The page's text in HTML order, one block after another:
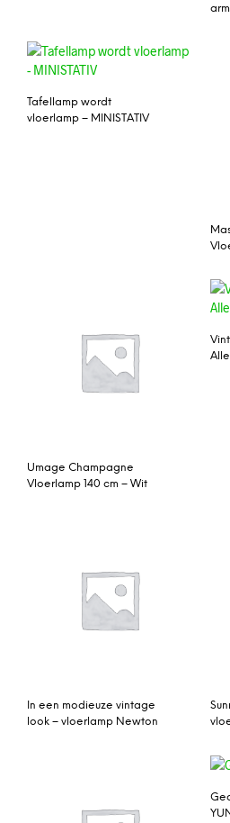
Tafellamp wordt
vloerlamp – MINISTATIV
Umage Champagne
Vloerlamp 140 cm – Wit
In een modieuze vintage
look – vloerlamp Newton